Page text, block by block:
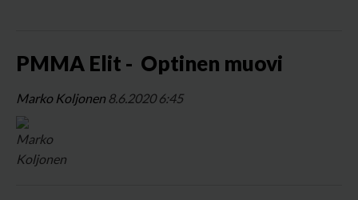
PMMA Elit - Optinen muovi
Marko Koljonen 8.6.2020 6:45